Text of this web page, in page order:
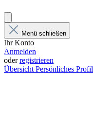
Menü schließen
Ihr Konto
Anmelden
oderregistrieren
Übersicht Persönliches Profil